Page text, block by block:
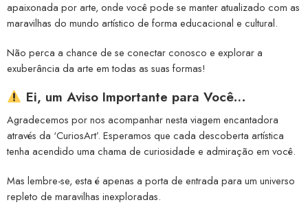
apaixonada por arte, onde você pode se manter atualizado com as
maravilhas do mundo artístico de forma educacional e cultural.
Não perca a chance de se conectar conosco e explorar a
exuberância da arte em todas as suas formas!
Ei, um Aviso Importante para Você…
Agradecemos por nos acompanhar nesta viagem encantadora
através da ‘CuriosArt’. Esperamos que cada descoberta artística
tenha acendido uma chama de curiosidade e admiração em você.
Mas lembre-se, esta é apenas a porta de entrada para um universo
repleto de maravilhas inexploradas.